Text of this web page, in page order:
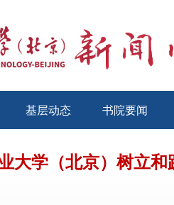
基层动态 书院要闻
大学（北京）树立